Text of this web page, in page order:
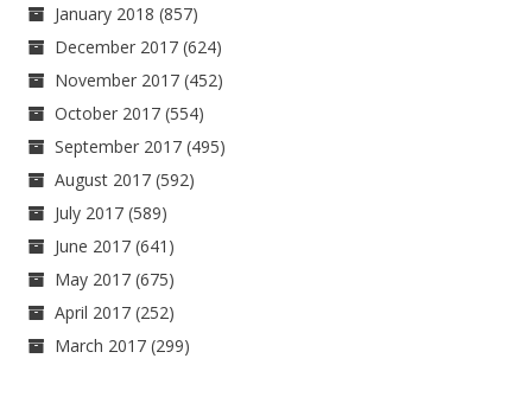
January 2018 (857)
December 2017 (624)
November 2017 (452)
October 2017 (554)
September 2017 (495)
August 2017 (592)
July 2017 (589)
June 2017 (641)
May 2017 (675)
April 2017 (252)
March 2017 (299)